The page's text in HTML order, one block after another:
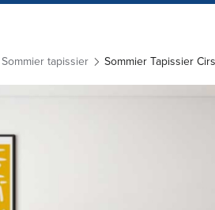
Sommier tapissier Sommier Tapissier